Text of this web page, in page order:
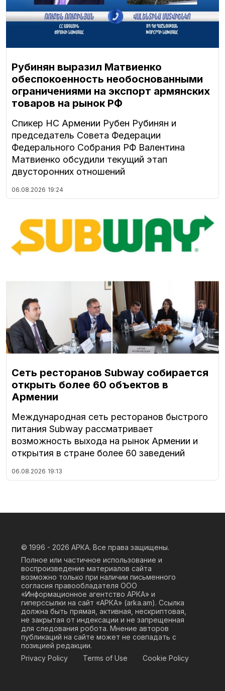
Рубинян выразил Матвиенко
обеспокоенность необоснованными
ограничениями на экспорт армянских
товаров на рынок РФ
Спикер НС Армении Рубен Рубинян и
председатель Совета Федерации
Федерального Собрания РФ Валентина
Матвиенко обсудили текущий этап
двусторонних отношений
06.08.2026 19:24
Сеть ресторанов Subway собирается
открыть более 60 объектов в
Армении
Международная сеть ресторанов быстрого
питания Subway рассматривает
возможность выхода на рынок Армении и
открытия в стране более 60 заведений
06.08.2026 19:13
© 1996 - 2026 АРКА. Все права защищены.
Полное или частичное использование и
воспроизведение материалов сайта
возможно только при наличии письменного
согласия правообладателя ООО
«Информационное агентство АРКА» и
гиперссылки на сайт «АРКА» (arka.am). Ссылка
должна быть прямая, активная, нескриптовая,
не закрытая от индексации и не запрещенная
для следования робота. Мнение авторов
публикаций на сайте может не совпадать с
позицией редакции.
Privacy Policy
Terms of Use Cookie Policy